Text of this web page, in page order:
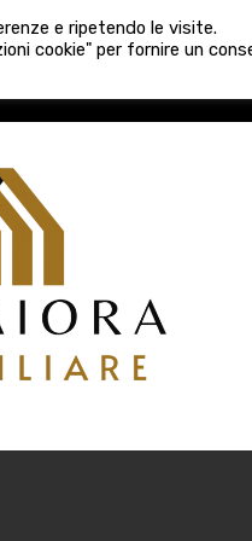
LOCAZIONI ATTIVITÀ
e ripetendo le visite.
cookie" per fornire un